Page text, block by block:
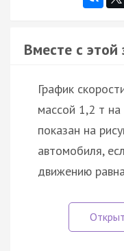
Вместе с
График
массой 1,2 т на
показан на
автомобиля,
движению